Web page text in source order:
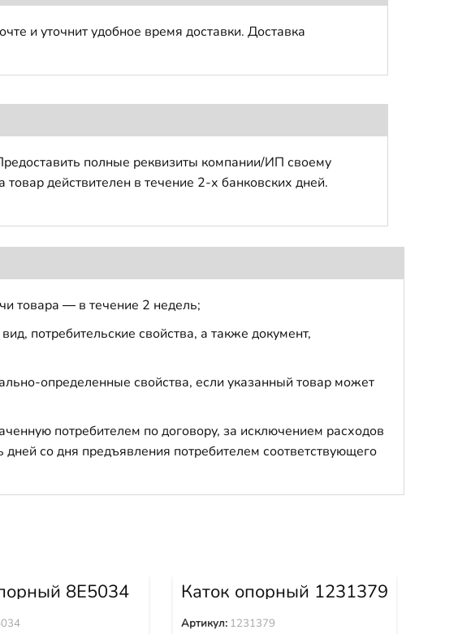
и уточнит удобное время доставки. Доставка
полные реквизиты компании/ИП своему
действителен в течение 2-х банковских дней.
товара — в течение 2 недель;
потребительские свойства, а также документ,
определенные свойства, если указанный товар может
потребителем по договору, за исключением расходов
со дня предъявления потребителем соответствующего
8E5034 Каток опорный 1231379
Артикул: 1231379